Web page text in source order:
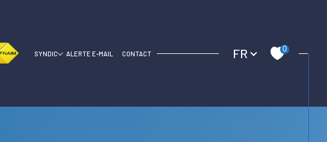
SYNDIC ALERTE E-MAIL CONTACT Langue
FR 0